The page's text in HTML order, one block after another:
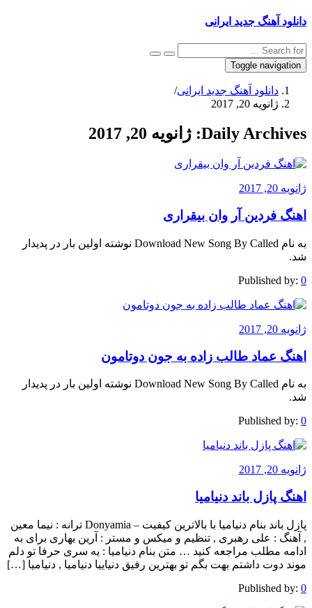
دانلود آهنگ جدید ایرانی
Toggle navigation
دانلود آهنگ جدید ایرانی/
ژانویه 20, 2017
Daily Archives: ژانویه 20, 2017
ژانویه 20, 2017
اهنگ فردین آر وان بیقراری
به نام Download New Song By Called نوشته اولین بار در پدیدار
شد.
Published by: 0
ژانویه 20, 2017
اهنگ عماد طالب زاده به جون دوتامون
به نام Download New Song By Called نوشته اولین بار در پدیدار
شد.
Published by: 0
ژانویه 20, 2017
اهنگ پازل باند دنیامیا
پازل باند بنام دنیامیا با بالاترین کیفیت – Donyamia ترانه : نیما معین
, آهنگ : علی رهبری , تنظیم و میکس و مستر : آرین بهاری برای به
ادامه مطلب مراجعه کنید … متن بنام دنیامیا : یه سری حرفا تو دلم
موند دوت داشتم بهت بگم تو بهترین رفیق دنیاییا دنیامیا , دنیامیا […]
Published by: 0